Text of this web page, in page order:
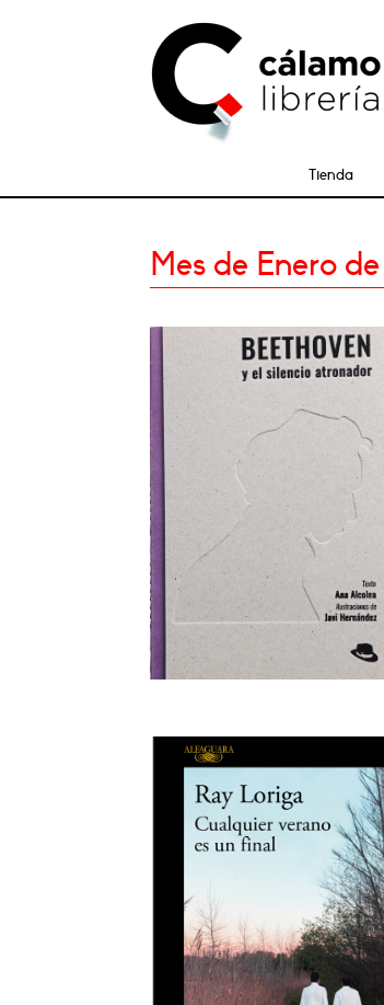
Tienda
Mes de Enero